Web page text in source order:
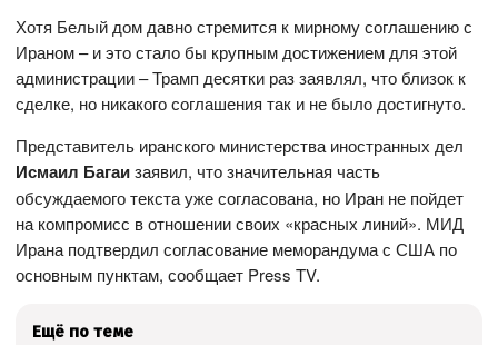
Хотя Белый дом давно стремится к мирному соглашению с
Ираном – и это стало бы крупным достижением для этой
администрации – Трамп десятки раз заявлял, что близок к
сделке, но никакого соглашения так и не было достигнуто.
Представитель иранского министерства иностранных дел
Исмаил Багаизаявил, что значительная часть
обсуждаемого текста уже согласована, но Иран не пойдет
на компромисс в отношении своих «красных линий». МИД
Ирана подтвердил согласование меморандума с США по
основным пунктам, сообщает Press TV.
Ещё по теме